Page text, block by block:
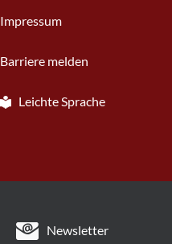
Impressum
Barriere melden
Leichte Sprache
Newsletter